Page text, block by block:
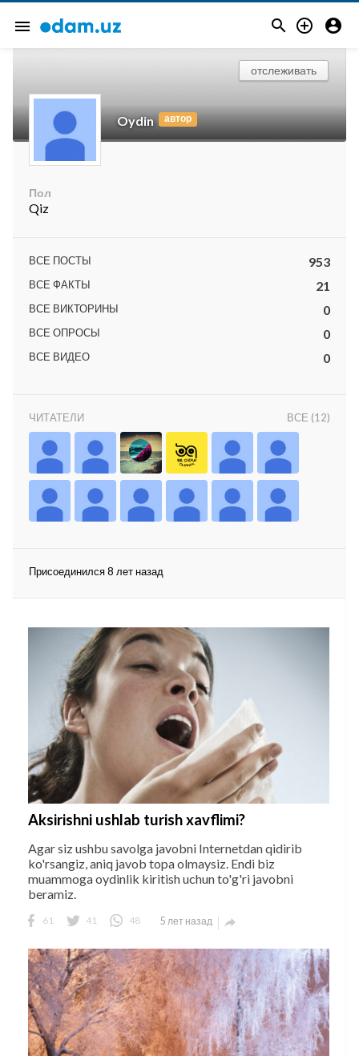
menu   
Oydin автор
отслеживать
Пол
Qiz
ВСЕ ПОСТЫ 953
ВСЕ ФАКТЫ 21
ВСЕ ВИКТОРИНЫ 0
ВСЕ ОПРОСЫ 0
ВСЕ ВИДЕО 0
ЧИТАТЕЛИ ВСЕ (12)
Присоединился 8 лет назад
Aksirishni ushlab turish xavflimi?
Agar siz ushbu savolga javobni Internetdan qidirib
ko'rsangiz, aniq javob topa olmaysiz. Endi biz
muammoga oydinlik kiritish uchun to'g'ri javobni
beramiz.
61 41 48 5 лет назад 